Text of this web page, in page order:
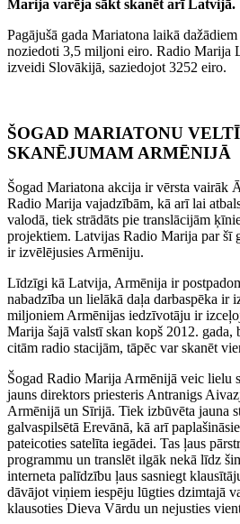
Marija varēja sākt skanēt arī Latvijā.
Pagājušā gada Mariatona laikā
noziedoti 3,5 miljoni eiro. Radio Marija
izveidi Slovākijā, saziedojot 3252 eiro.
ŠOGAD MARIATONU
SKANĒJUMAM ARMĒNIJĀ
Šogad Mariatona akcija ir vērsta vairāk
Radio Marija vajadzībām, kā arī lai
valodā, tiek strādāts pie translācijām
projektiem. Latvijas Radio Marija par šī
ir izvēlējusies Armēniju.
Līdzīgi kā Latvija, Armēnija ir
nabadzība un lielākā daļa darbaspēka ir
miljoniem Armēnijas iedzīvotāju ir
Marija šajā valstī skan kopš 2012. gada,
citām radio stacijām, tāpēc var skanēt
Šogad Radio Marija Armēnijā veic lielu
jauns direktors priesteris Antranigs
Armēnijā un Sīrijā. Tiek izbūvēta jauna
galvaspilsētā Erevānā, kā arī
pateicoties satelīta iegādei. Tas ļaus
programmu un translēt ilgāk nekā līdz
interneta palīdzību ļaus sasniegt
dāvājot viņiem iespēju lūgties dzimtajā
klausoties Dieva Vārdu un nejusties